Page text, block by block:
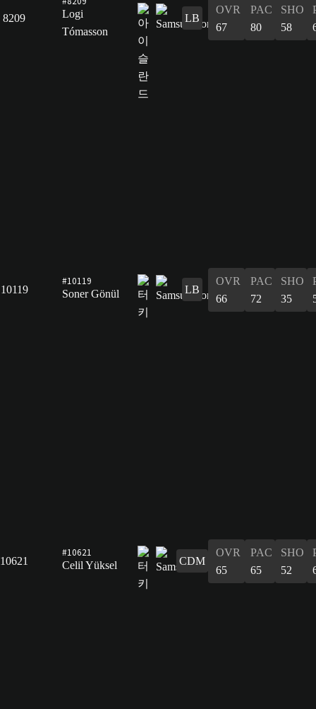
8209
Logi
Tómasson
LB
OVR
67
PAC
80
SHO
58
10119
#10119
Soner Gönül
LB
OVR
66
PAC
72
SHO
35
10621
#10621
Celil Yüksel
CDM
OVR
65
PAC
65
SHO
52